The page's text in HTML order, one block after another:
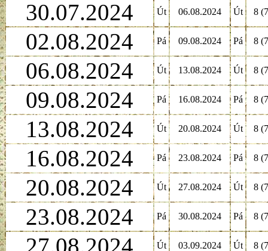
30.07.2024 Út 06.08.2024 Út 8
02.08.2024 Pá 09.08.2024 Pá 8
06.08.2024 Út 13.08.2024 Út 8
09.08.2024 Pá 16.08.2024 Pá 8
13.08.2024 Út 20.08.2024 Út 8
16.08.2024 Pá 23.08.2024 Pá 8
20.08.2024 Út 27.08.2024 Út 8
23.08.2024 Pá 30.08.2024 Pá 8
Út 03.09.2024 Út 8